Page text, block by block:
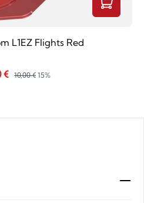
L1EZ Flights Red
€ 10,00 € 15%